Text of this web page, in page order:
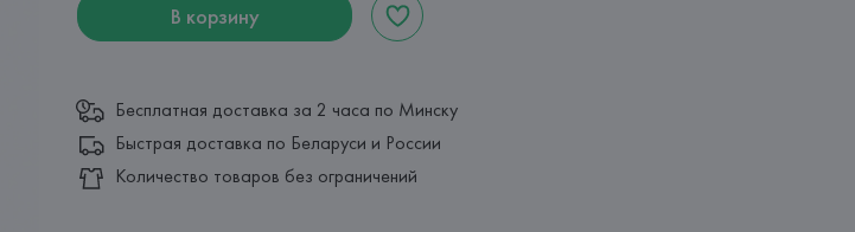
В корзину
Бесплатная доставка за 2 часа по Минску
Быстрая доставка по Беларуси и России
Количество товаров без ограничений